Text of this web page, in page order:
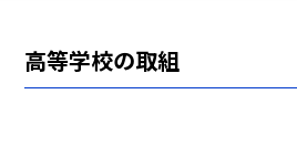
高等学校の取組